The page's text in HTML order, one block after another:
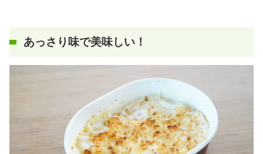
あっさり味で美味しい！